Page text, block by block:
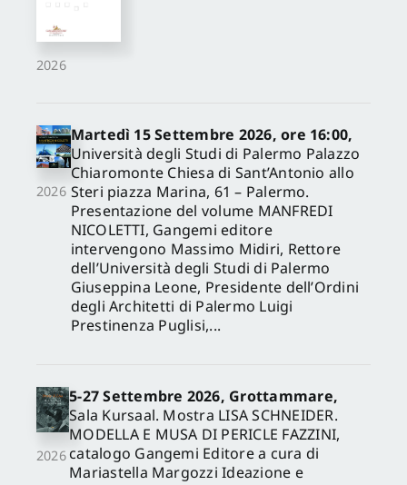
2026
2026
Martedì 15 Settembre 2026, ore 16:00,
Università degli Studi di Palermo Palazzo
Chiaromonte Chiesa di Sant’Antonio allo
Steri piazza Marina, 61 – Palermo.
Presentazione del volume MANFREDI
NICOLETTI, Gangemi editore
intervengono Massimo Midiri, Rettore
dell’Università degli Studi di Palermo
Giuseppina Leone, Presidente dell’Ordini
degli Architetti di Palermo Luigi
Prestinenza Puglisi,...
2026
5-27 Settembre 2026, Grottammare,
Sala Kursaal. Mostra LISA SCHNEIDER.
MODELLA E MUSA DI PERICLE FAZZINI,
catalogo Gangemi Editore a cura di
Mariastella Margozzi Ideazione e